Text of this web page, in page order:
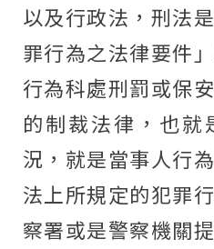
以及行政法，刑法
罪行為之法律要件
行為科處刑罰或保
的制裁法律，也就
況，就是當事人行
法上所規定的犯罪
察署或是警察機關